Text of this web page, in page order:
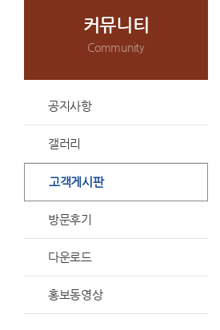
커뮤니티
Community
공지사항
갤러리
고객게시판
방문후기
다운로드
홍보동영상